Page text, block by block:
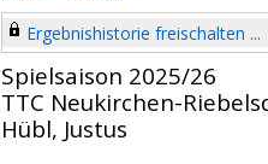
Ergebnishistorie freischalten ...
Spielsaison 2025/26
TTC Neukirchen-
Hübl, Justus